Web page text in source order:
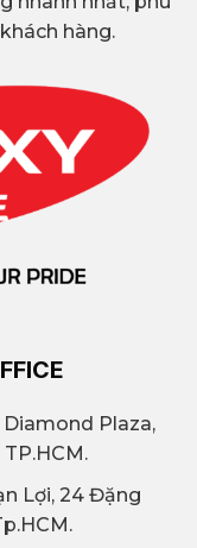
hàng.
Diamond Plaza,
Lợi, 24 Đặng